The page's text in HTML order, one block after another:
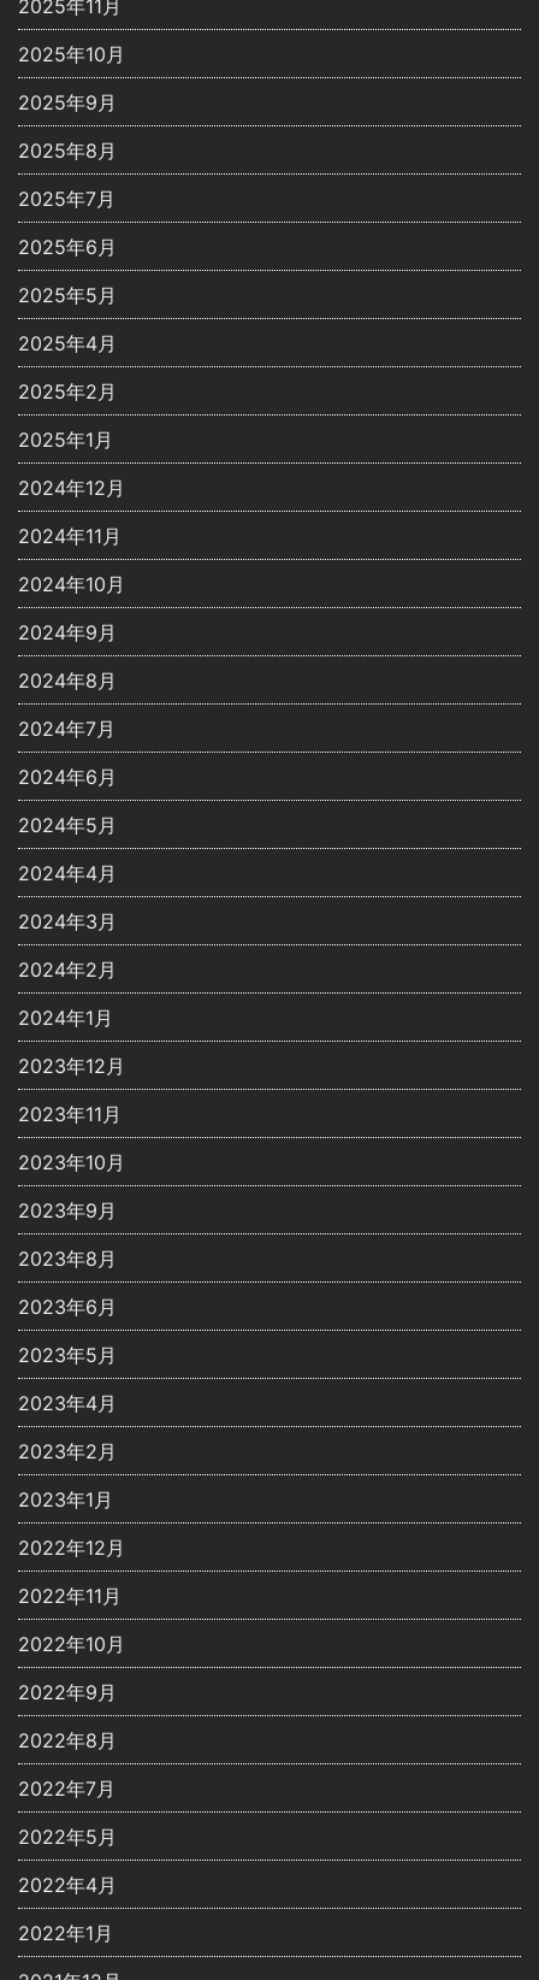
2025年11月
2025年10月
2025年9月
2025年8月
2025年7月
2025年6月
2025年5月
2025年4月
2025年2月
2025年1月
2024年12月
2024年11月
2024年10月
2024年9月
2024年8月
2024年7月
2024年6月
2024年5月
2024年4月
2024年3月
2024年2月
2024年1月
2023年12月
2023年11月
2023年10月
2023年9月
2023年8月
2023年6月
2023年5月
2023年4月
2023年2月
2023年1月
2022年12月
2022年11月
2022年10月
2022年9月
2022年8月
2022年7月
2022年5月
2022年4月
2022年1月